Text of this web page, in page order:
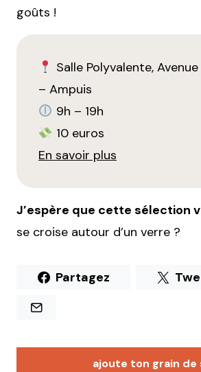
goûts !
Salle Polyvalente,
– Ampuis
9h – 19h
10 euros
En savoir plus
J’espère que cette sélection
se croise autour d’un verre ?
Partagez
ajoute ton grain de